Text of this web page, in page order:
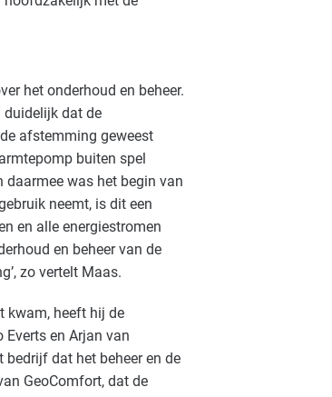
het onderhoud en beheer.
duidelijk dat de
afstemming geweest
buiten spel
daarmee was het begin van
neemt, is dit een
en alle energiestromen
en beheer van de
zo vertelt Maas.
kwam, heeft hij de
en Arjan van
bedrijf dat het beheer en de
GeoComfort, dat de